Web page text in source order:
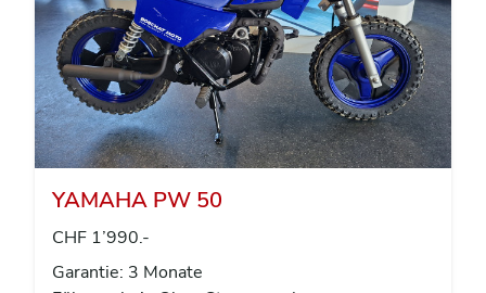
YAMAHA PW 50
CHF 1’990.-
Garantie: 3 Monate